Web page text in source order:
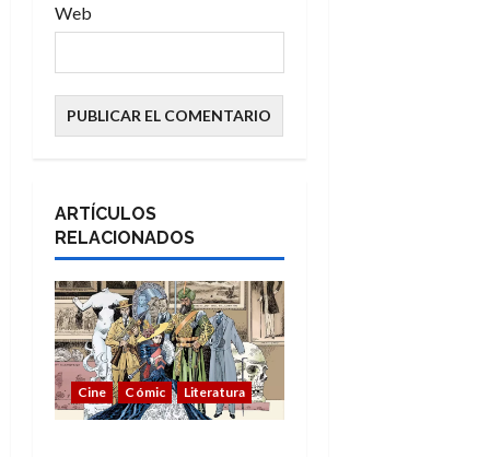
Web
ARTÍCULOS
RELACIONADOS
Cine Cómic Literatura